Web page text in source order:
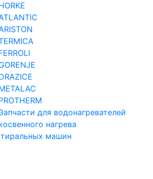
для водонагревателей
нагрева
машин